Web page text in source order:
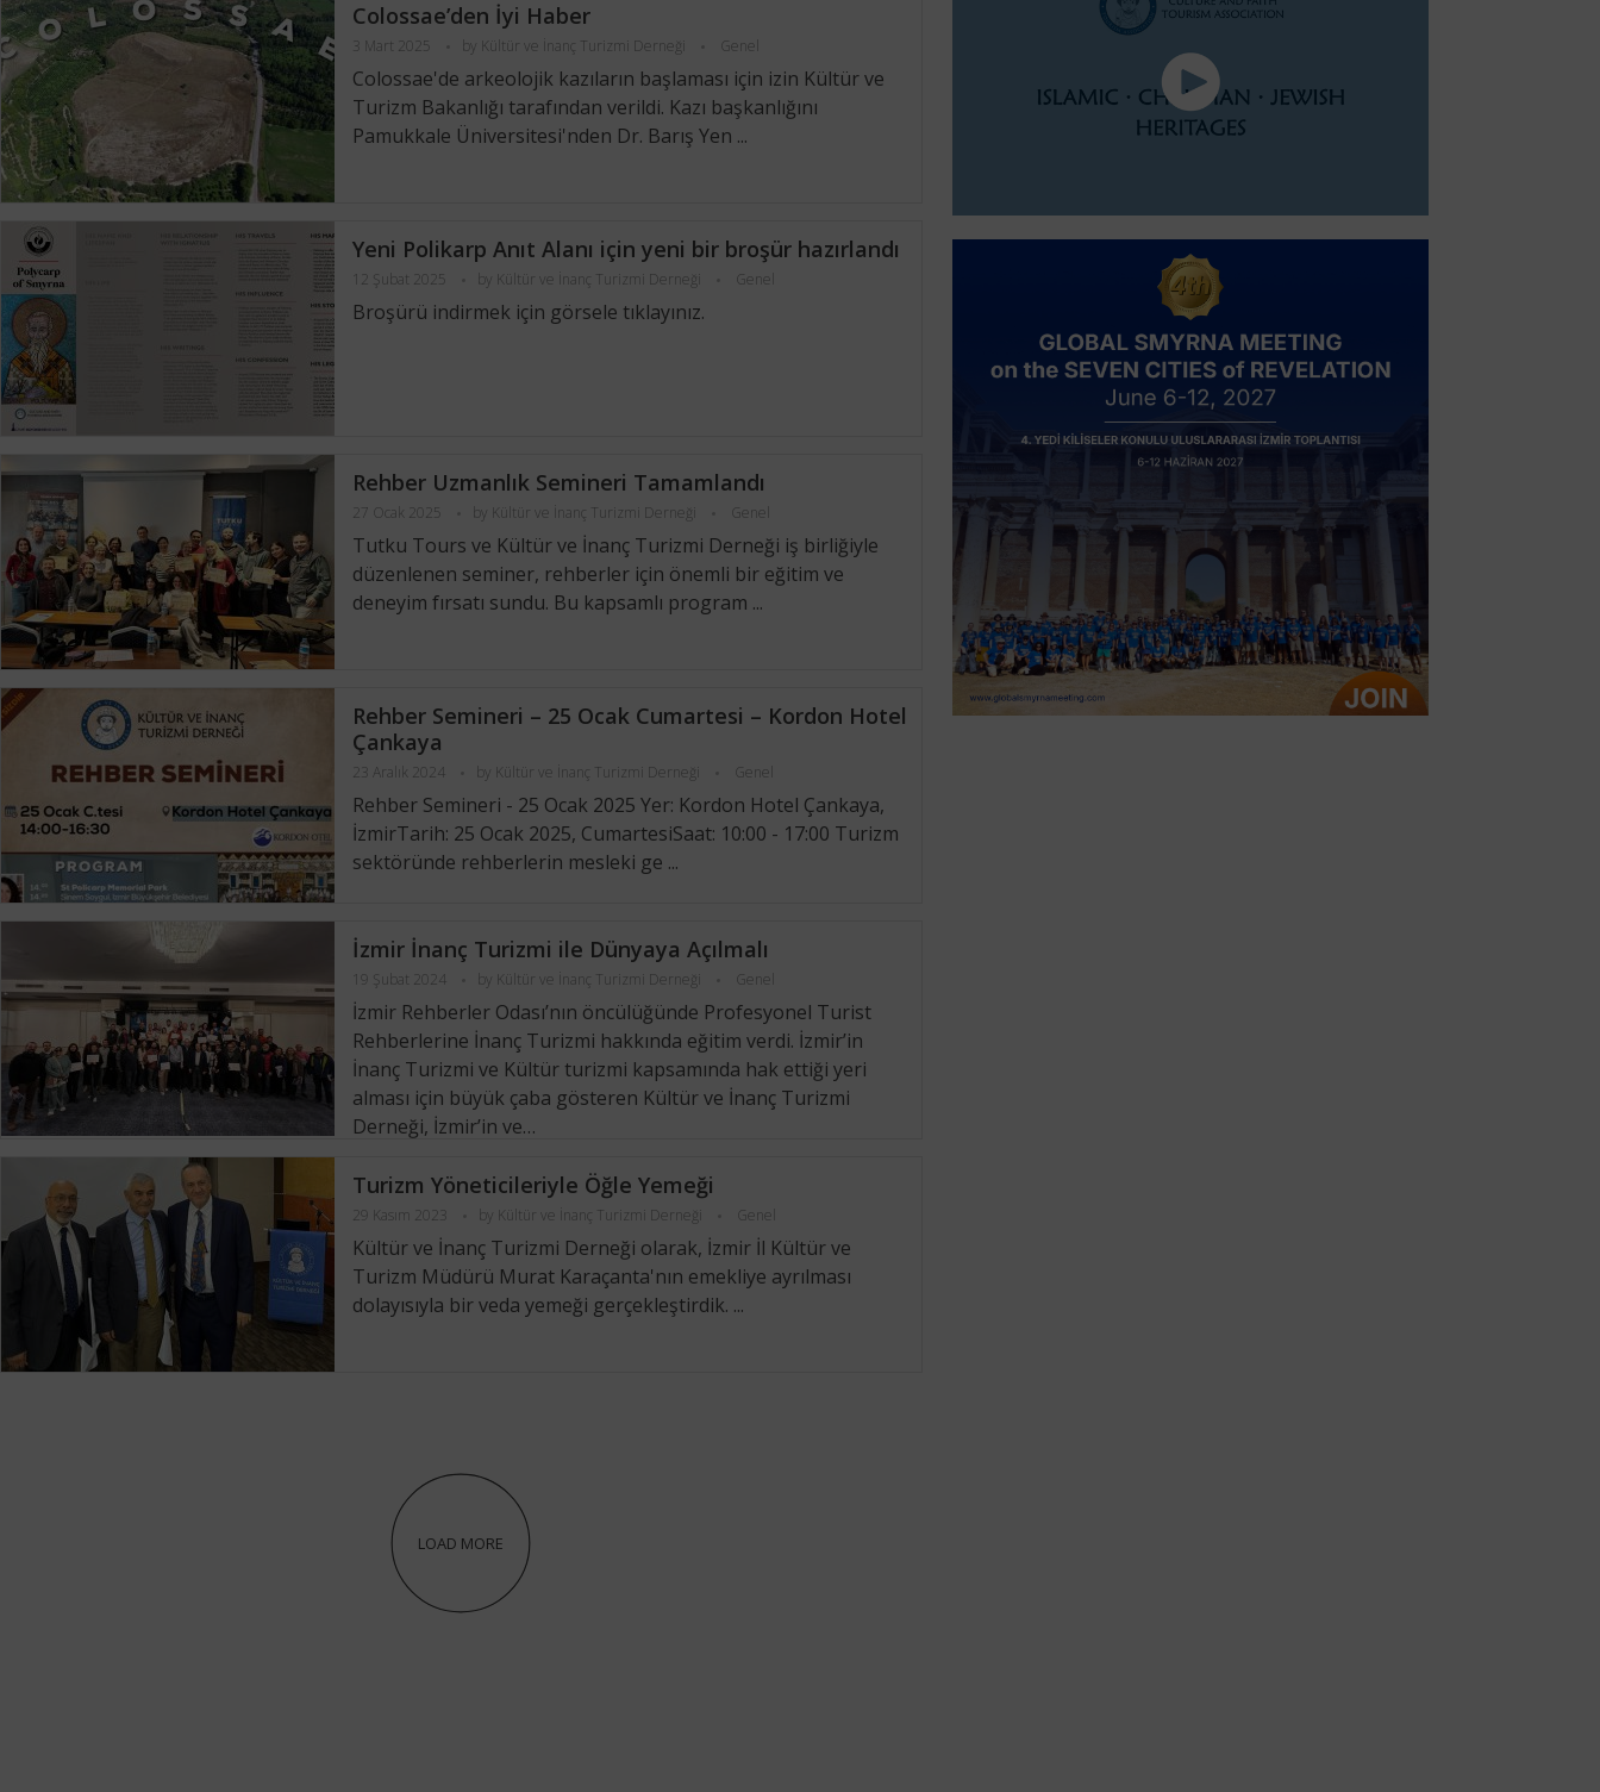
Colossae’den İyi Haber
3 Mart 2025 by Kültür ve İnanç Turizmi Derneği Genel
Colossae'de arkeolojik kazıların başlaması için izin Kültür ve
Turizm Bakanlığı tarafından verildi. Kazı başkanlığını
Pamukkale Üniversitesi'nden Dr. Barış Yen ...
Yeni Polikarp Anıt Alanı için yeni bir broşür hazırlandı
12 Şubat 2025 by Kültür ve İnanç Turizmi Derneği Genel
Broşürü indirmek için görsele tıklayınız.
Rehber Uzmanlık Semineri Tamamlandı
27 Ocak 2025 by Kültür ve İnanç Turizmi Derneği Genel
Tutku Tours ve Kültür ve İnanç Turizmi Derneği iş birliğiyle
düzenlenen seminer, rehberler için önemli bir eğitim ve
deneyim fırsatı sundu. Bu kapsamlı program ...
Rehber Semineri – 25 Ocak Cumartesi – Kordon Hotel
Çankaya
23 Aralık 2024 by Kültür ve İnanç Turizmi Derneği Genel
Rehber Semineri - 25 Ocak 2025 Yer: Kordon Hotel Çankaya,
İzmirTarih: 25 Ocak 2025, CumartesiSaat: 10:00 - 17:00 Turizm
sektöründe rehberlerin mesleki ge ...
İzmir İnanç Turizmi ile Dünyaya Açılmalı
19 Şubat 2024 by Kültür ve İnanç Turizmi Derneği Genel
İzmir Rehberler Odası’nın öncülüğünde Profesyonel Turist
Rehberlerine İnanç Turizmi hakkında eğitim verdi. İzmir’in
İnanç Turizmi ve Kültür turizmi kapsamında hak ettiği yeri
alması için büyük çaba gösteren Kültür ve İnanç Turizmi
Derneği, İzmir’in ve…
Turizm Yöneticileriyle Öğle Yemeği
29 Kasım 2023 by Kültür ve İnanç Turizmi Derneği Genel
Kültür ve İnanç Turizmi Derneği olarak, İzmir İl Kültür ve
Turizm Müdürü Murat Karaçanta'nın emekliye ayrılması
dolayısıyla bir veda yemeği gerçekleştirdik. ...
LOAD MORE